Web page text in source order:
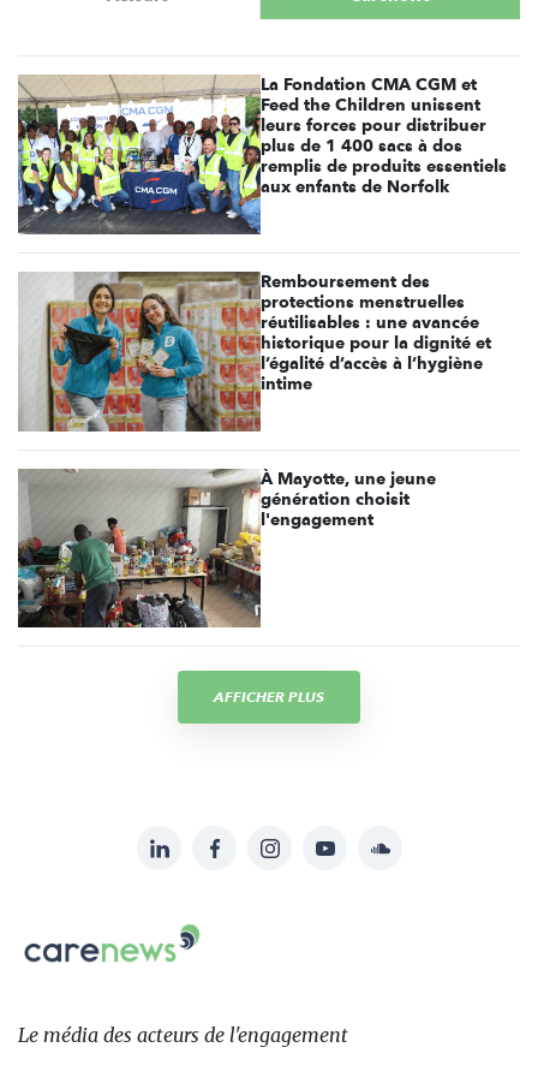
La Fondation CMA CGM et
Feed the Children unissent
leurs forces pour distribuer
plus de 1 400 sacs à dos
remplis de produits essentiels
aux enfants de Norfolk
Remboursement des
protections menstruelles
réutilisables : une avancée
historique pour la dignité et
l’égalité d’accès à l’hygiène
intime
À Mayotte, une jeune
génération choisit
l'engagement
AFFICHER PLUS
sur:
LinkedInFacebookInstagramYouTubeSoundcloud
Carenews,
Le
des
Le média des acteurs de l'engagement